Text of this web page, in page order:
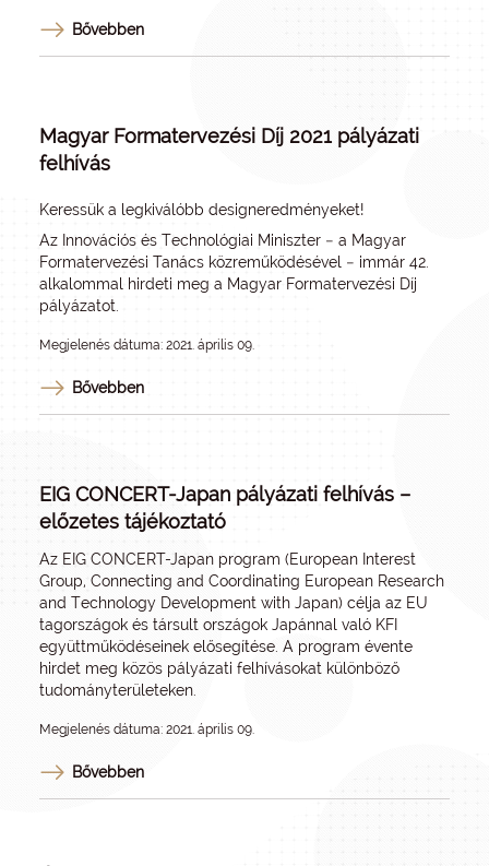
Bővebben
Magyar Formatervezési Díj 2021 pályázati
felhívás
Keressük a legkiválóbb designeredményeket!
Az Innovációs és Technológiai Miniszter − a Magyar
Formatervezési Tanács közreműködésével − immár 42.
alkalommal hirdeti meg a Magyar Formatervezési Díj
pályázatot.
Megjelenés dátuma: 2021. április 09.
Bővebben
EIG CONCERT-Japan pályázati felhívás –
előzetes tájékoztató
Az EIG CONCERT-Japan program (European Interest
Group, Connecting and Coordinating European Research
and Technology Development with Japan) célja az EU
tagországok és társult országok Japánnal való KFI
együttműködéseinek elősegítése. A program évente
hirdet meg közös pályázati felhívásokat különböző
tudományterületeken.
Megjelenés dátuma: 2021. április 09.
Bővebben